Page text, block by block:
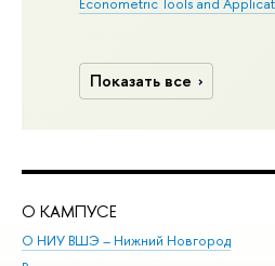
Показать все
О КАМПУСЕ
О НИУ ВШЭ – Нижний Новгород